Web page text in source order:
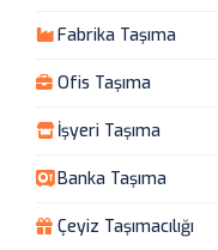
Fabrika Taşıma
Ofis Taşıma
İşyeri Taşıma
Banka Taşıma
Çeyiz Taşımacılığı